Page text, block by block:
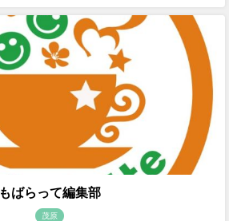
もばらって編集部
茂原